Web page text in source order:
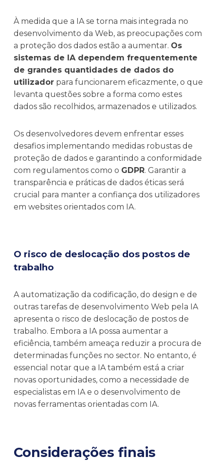
À medida que a IA se torna mais integrada no
desenvolvimento da Web, as preocupações com
a proteção dos dados estão a aumentar. Os
sistemas de IA dependem frequentemente
de grandes quantidades de dados do
utilizadorpara funcionarem eficazmente, o que
levanta questões sobre a forma como estes
dados são recolhidos, armazenados e utilizados.
Os desenvolvedores devem enfrentar esses
desafios implementando medidas robustas de
proteção de dados e garantindo a conformidade
com regulamentos como o GDPR. Garantir a
transparência e práticas de dados éticas será
crucial para manter a confiança dos utilizadores
em websites orientados com IA.
O risco de deslocação dos postos de
trabalho
A automatização da codificação, do design e de
outras tarefas de desenvolvimento Web pela IA
apresenta o risco de deslocação de postos de
trabalho. Embora a IA possa aumentar a
eficiência, também ameaça reduzir a procura de
determinadas funções no sector. No entanto, é
essencial notar que a IA também está a criar
novas oportunidades, como a necessidade de
especialistas em IA e o desenvolvimento de
novas ferramentas orientadas com IA.
Considerações finais